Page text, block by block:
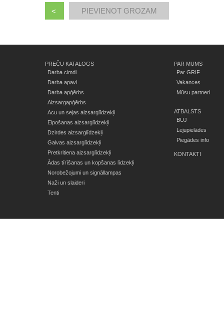
<
PREČU KATALOGS
Darba cimdi
Darba apavi
Darba apģērbs
Aizsargapģērbs
Acu un sejas aizsarglīdzekļi
Elpošanas aizsarglīdzekļi
Dzirdes aizsarglīdzekļi
Galvas aizsarglīdzekļi
Pretkritiena aizsarglīdzekļi
Ādas tīrīšanas un kopšanas līdzekļi
Norobežojumi un signāllampas
Naži un slaideri
Tenti
PAR MUMS
Par GRIF
Vakances
Mūsu partneri
ATBALSTS
BUJ
Lejupielādes
Piegādes info
KONTAKTI